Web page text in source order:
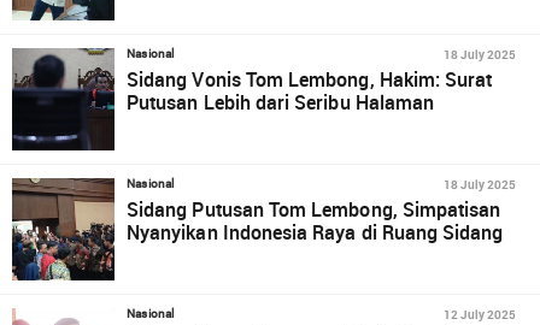
Nasional 18 July 2025
Sidang Vonis Tom Lembong, Hakim: Surat
Putusan Lebih dari Seribu Halaman
Nasional 18 July 2025
Sidang Putusan Tom Lembong, Simpatisan
Nyanyikan Indonesia Raya di Ruang Sidang
Nasional 12 July 2025